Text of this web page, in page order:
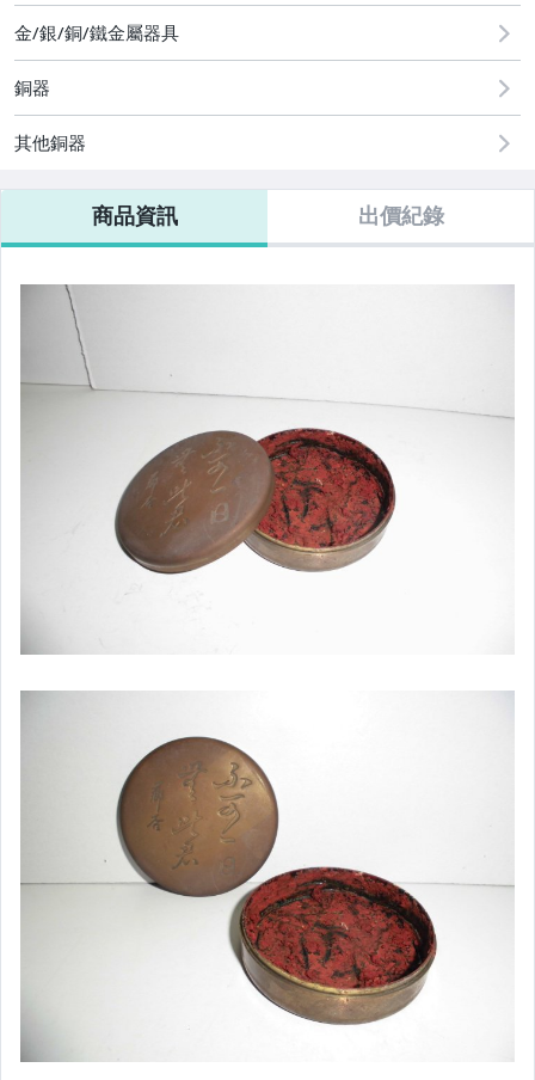
古董、藝術與礦石
手機、配件與通訊
居家、家具與園藝
男性精品與服飾
偶像、球員卡與郵幣
手錶與飾品配件
女包精品與女鞋
家電與影音視聽
金/銀/銅/鐵金屬器具
銅器
其他銅器
商品資訊 出價紀錄